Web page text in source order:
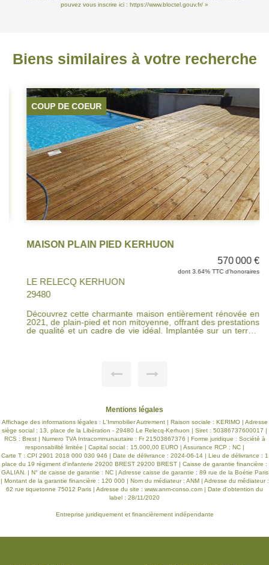
pouvez vous inscrire ici : https://www.bloctel.gouv.fr/ »
Biens similaires à votre recherche
COUP DE COEUR
MAISON PLAIN PIED KERHUON
570 000 €
dont 3.64% TTC d'honoraires
LE RELECQ KERHUON
29480
Découvrez cette charmante maison entièrement rénovée en
2021, de plain-pied et non mitoyenne, offrant des prestations
de qualité et un cadre de vie idéal. Implantée sur un terrain
trouverez une suite parentale confortable, deux chambres
double garage DE 80 M² offrant un espace de stationnement
et de rangement appréciable. Terrasses bois exposée sud
ouest, prestations récentes, aucun travaux à prévoir. Une
maison clé en main, idéale pour une famille ou pour ceux qui
recherchent confort et tranquillité.
Mentions légales
Affichage des informations légales : L'Immobilier Autrement | Raison sociale : KERIMO | Adresse
siège social : 13, place de la Libération - 29480 Le Relecq-Kerhuon | Siret : 50386737600017 |
RCS : Brest | Numero TVA Intracommunautaire : Fr 21503867376 | Forme juridique : Société à
responsabilité limitée | Capital social : 15.000,00 EURO | Assurance RCP : NC |
Carte T : CPI 2901 2018 000 030 946 | Date de délivrance : 2024-06-14 | Lieu de délivrance : 1
place du 19 régiment d'infanterie 29200 BREST 29200 BREST | Caisse de garantie financière :
GALIAN. | N° de caisse de garantie : NC | Adresse caisse de garantie : 89 rue de la Boétie Paris
| Montant de la garantie financière : 120 000 | Nom du médiateur : ANM | Adresse du médiateur :
62 rue tiquetonne 75012 Paris | Adresse du site : www.anm-conso.com | Date d'obtention du
label : 28/11/2020
Entreprise juridiquement et financièrement indépendante